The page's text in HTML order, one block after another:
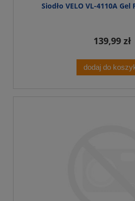
Siodło VELO VL-4110A
139,99 zł
dodaj do